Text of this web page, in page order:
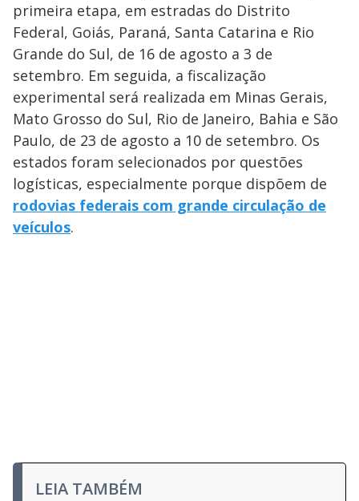
primeira etapa, em estradas do Distrito
Federal, Goiás, Paraná, Santa Catarina e Rio
Grande do Sul, de 16 de agosto a 3 de
setembro. Em seguida, a fiscalização
experimental será realizada em Minas Gerais,
Mato Grosso do Sul, Rio de Janeiro, Bahia e São
Paulo, de 23 de agosto a 10 de setembro. Os
estados foram selecionados por questões
logísticas, especialmente porque dispõem de
rodovias federais com grande circulação de
veículos.
LEIA TAMBÉM